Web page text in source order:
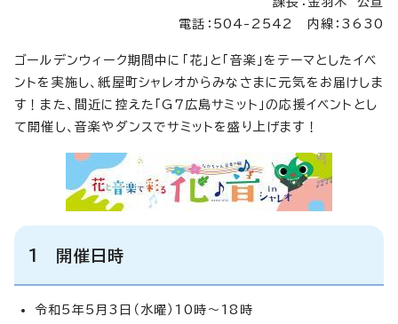
電話：504-2542 内線：3630
ゴールデンウィーク期間中に「花」と「音楽」をテーマとしたイベ
ントを実施し、紙屋町シャレオからみなさまに元気をお届けしま
す！また、間近に控えた「G7広島サミット」の応援イベントとし
て開催し、音楽やダンスでサミットを盛り上げます！
1 開催日時
令和5年5月3日（水曜）10時～18時